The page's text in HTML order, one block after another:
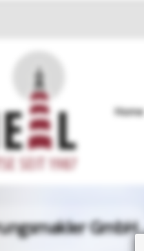
Home
GmbH